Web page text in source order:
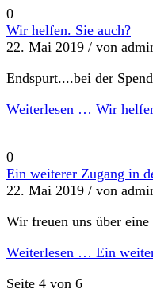
0
Wir helfen. Sie auch?
22. Mai 2019 / von
Endspurt....bei der
Weiterlesen … Wir
0
Ein weiterer Zugang in
22. Mai 2019 / von
Wir freuen uns über
Weiterlesen … Ein
Seite 4 von 6